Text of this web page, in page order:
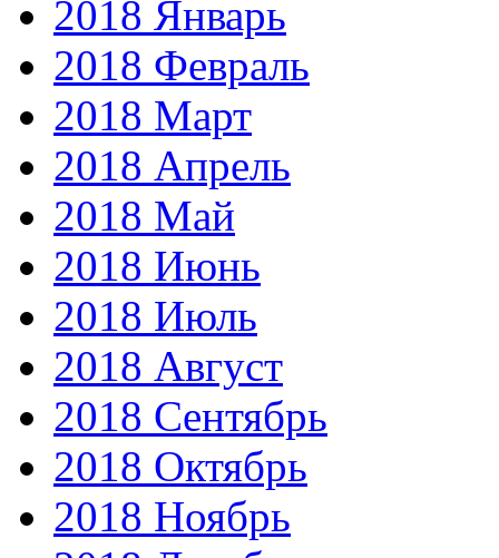
2018 Январь
2018 Февраль
2018 Март
2018 Апрель
2018 Май
2018 Июнь
2018 Июль
2018 Август
2018 Сентябрь
2018 Октябрь
2018 Ноябрь